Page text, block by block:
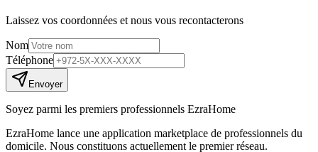
Laissez vos coordonnées et nous vous recontacterons
Nom
Téléphone
Envoyer
Soyez parmi les premiers professionnels EzraHome
EzraHome lance une application marketplace de professionnels du
domicile. Nous constituons actuellement le premier réseau.